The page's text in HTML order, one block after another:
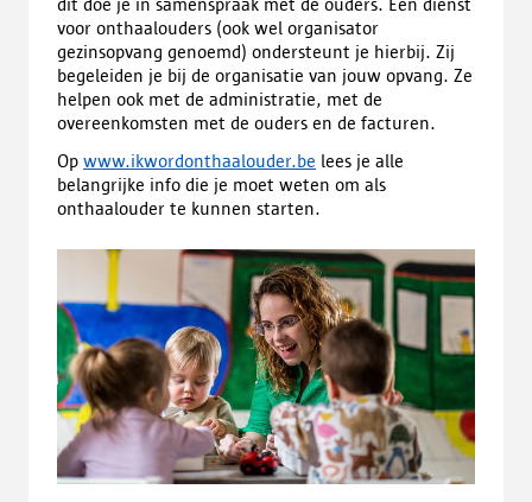
dit doe je in samenspraak met de ouders. Een dienst
voor onthaalouders (ook wel organisator
gezinsopvang genoemd) ondersteunt je hierbij. Zij
begeleiden je bij de organisatie van jouw opvang. Ze
helpen ook met de administratie, met de
overeenkomsten met de ouders en de facturen.
Op www.ikwordonthaalouder.be lees je alle
belangrijke info die je moet weten om als
onthaalouder te kunnen starten.